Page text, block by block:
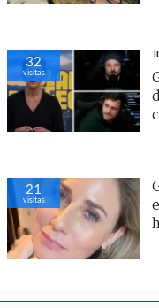
32
visitas
21
visitas